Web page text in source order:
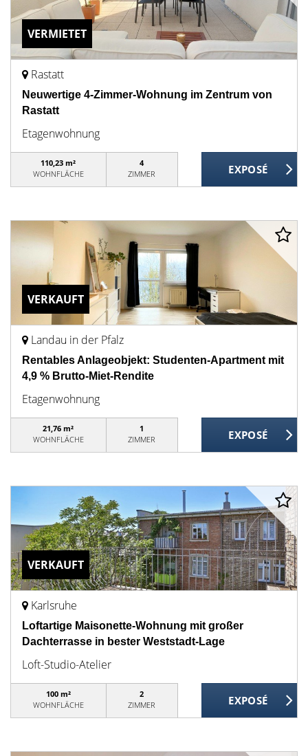
VERMIETET
Rastatt
Neuwertige 4-Zimmer-Wohnung im Zentrum von
Rastatt
Etagenwohnung
110,23 m²
WOHNFLÄCHE
4
ZIMMER
VERKAUFT
Landau in der Pfalz
Rentables Anlageobjekt: Studenten-Apartment mit
4,9 % Brutto-Miet-Rendite
Etagenwohnung
21,76 m²
WOHNFLÄCHE
1
ZIMMER
VERKAUFT
Karlsruhe
Loftartige Maisonette-Wohnung mit großer
Dachterrasse in bester Weststadt-Lage
Loft-Studio-Atelier
100 m²
WOHNFLÄCHE
2
ZIMMER